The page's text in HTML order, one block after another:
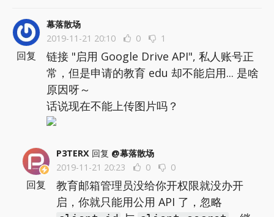
幕落散场
2019-11-21 20:10
0 1
链接 "启用 Google Drive API", 私人账号正
常，但是申请的教育 edu 却不能启用... 是啥
原因呀～
话说现在不能上传图片吗？
回复
P3TERX 回复 @幕落散场
2019-11-21 20:23
0 0
教育邮箱管理员没给你开权限就没办开
启，你就只能用公用 API 了，忽略
回复